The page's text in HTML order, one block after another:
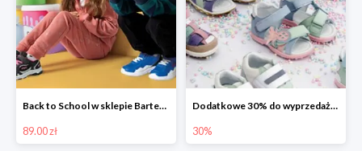
Back to School w sklepie Bartek - buty do szkoły już od 89 zł
89.00 zł
Dodatkowe 30% do wyprzedaży w sklepie Bartek
30%